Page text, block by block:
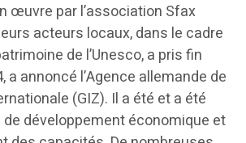
œuvre par l’association Sfax
acteurs locaux, dans le cadre
de l’Unesco, a pris fin
a annoncé l’Agence allemande de
(GIZ). Il a été et a été
développement économique et